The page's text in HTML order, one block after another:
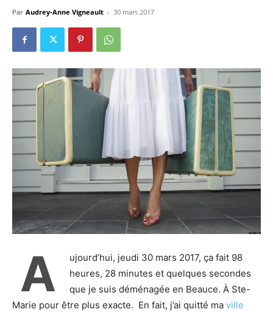
Par Audrey-Anne Vigneault - 30 mars 2017
A
ujourd’hui, jeudi 30 mars 2017, ça fait 98
heures, 28 minutes et quelques secondes
que je suis déménagée en Beauce. À Ste-
Marie pour être plus exacte. En fait, j’ai quitté ma ville